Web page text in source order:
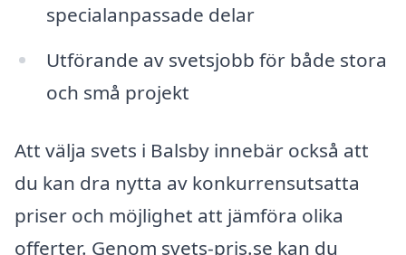
specialanpassade delar
Utförande av svetsjobb för både stora
och små projekt
Att välja svets i Balsby innebär också att
du kan dra nytta av konkurrensutsatta
priser och möjlighet att jämföra olika
offerter. Genom svets-pris.se kan du